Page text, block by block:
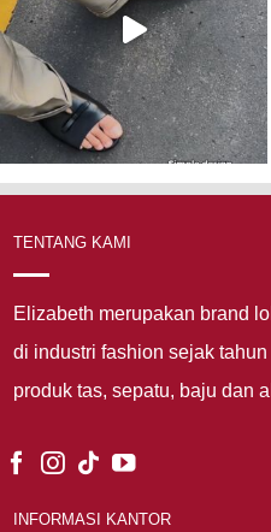
TENTANG KAMI
Elizabeth merupakan brand
di industri fashion sejak
produk tas, sepatu, baju dan
INFORMASI KANTOR